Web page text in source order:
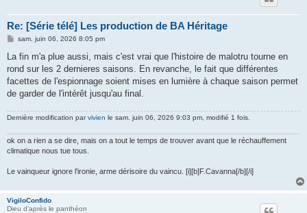
Re: [Série télé] Les production de BA Héritage
M
s
a
g
sam. juin 06, 2026 8:05 pm
La fin m'a plue aussi, mais c'est vrai que l'histoire de malotru tourne en
rond sur les 2 dernieres saisons. En revanche, le fait que différentes
facettes de l'espionnage soient mises en lumière à chaque saison permet
de garder de l'intérêt jusqu'au final.
Dernière modification parvivien le sam. juin 06, 2026 9:03 pm, modifié 1 fois.
ok on a rien a se dire, mais on a tout le temps de trouver avant que le réchauffement
climatique nous tue tous.
Le vainqueur ignore l'ironie, arme dérisoire du vaincu. [i][b]F.Cavanna[/b][/i]
VigiloConfido
Dieu d'après le panthéon